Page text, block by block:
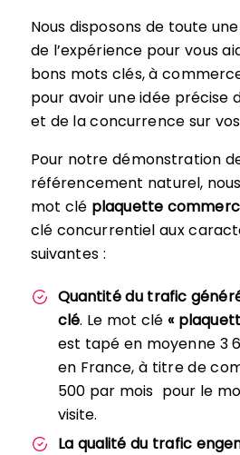
Nous disposons de toute
de l’expérience pour vous
bons mots clés, à
pour avoir une idée précise
et de la concurrence sur
Pour notre démonstration
référencement naturel,
mot clé plaquette
clé concurrentiel aux
suivantes :
Quantité du trafic
clé. Le mot clé «
est tapé en moyenne 3
en France, à titre de
500 par mois pour le
visite.
La qualité du trafic